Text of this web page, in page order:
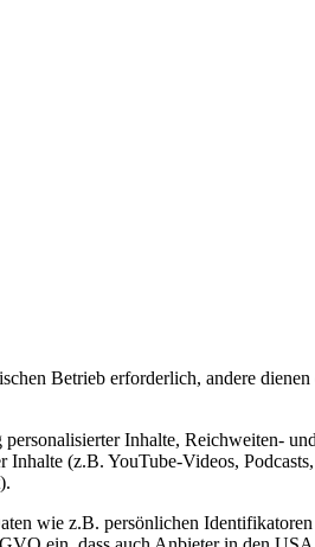
Betrieb erforderlich, andere
Inhalte, Reichweiten-
(z.B. YouTube-Videos,
wie z.B. persönlichen